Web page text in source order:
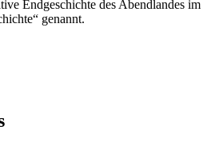
Endgeschichte des Abendlandes im
genannt.